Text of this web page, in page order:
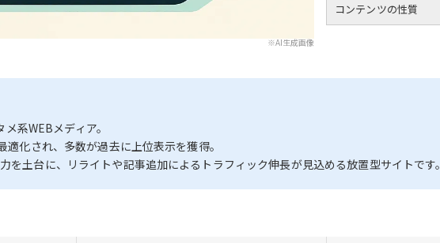
※AI生成画像
コンテンツの性質
系WEBメディア。
化され、多数が過去に上位表示を獲得。
を土台に、リライトや記事追加によるトラフィック伸長が見込める放置型サイトです。